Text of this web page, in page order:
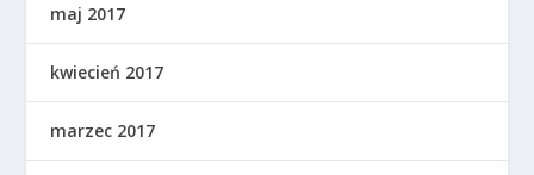
maj 2017
kwiecień 2017
marzec 2017